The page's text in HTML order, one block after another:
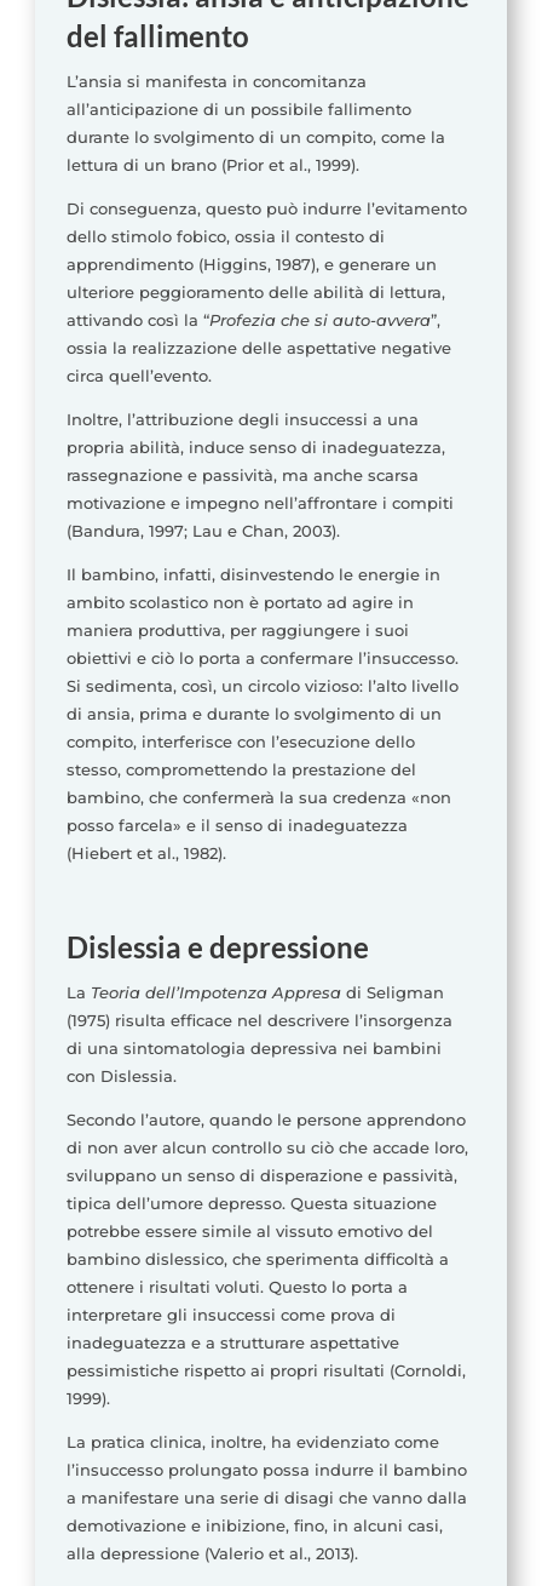
del fallimento
L’ansia si manifesta in concomitanza
all’anticipazione di un possibile fallimento
durante lo svolgimento di un compito, come la
lettura di un brano (Prior et al., 1999).
Di conseguenza, questo può indurre l’evitamento
dello stimolo fobico, ossia il contesto di
apprendimento (Higgins, 1987), e generare un
ulteriore peggioramento delle abilità di lettura,
attivando così la “Profezia che si auto-avvera”,
ossia la realizzazione delle aspettative negative
circa quell’evento.
Inoltre, l’attribuzione degli insuccessi a una
propria abilità, induce senso di inadeguatezza,
rassegnazione e passività, ma anche scarsa
motivazione e impegno nell’affrontare i compiti
(Bandura, 1997; Lau e Chan, 2003).
Il bambino, infatti, disinvestendo le energie in
ambito scolastico non è portato ad agire in
maniera produttiva, per raggiungere i suoi
obiettivi e ciò lo porta a confermare l’insuccesso.
Si sedimenta, così, un circolo vizioso: l’alto livello
di ansia, prima e durante lo svolgimento di un
compito, interferisce con l’esecuzione dello
stesso, compromettendo la prestazione del
bambino, che confermerà la sua credenza «non
posso farcela» e il senso di inadeguatezza
(Hiebert et al., 1982).
Dislessia e depressione
La Teoria dell’Impotenza Appresadi Seligman
(1975) risulta efficace nel descrivere l’insorgenza
di una sintomatologia depressiva nei bambini
con Dislessia.
Secondo l’autore, quando le persone apprendono
di non aver alcun controllo su ciò che accade loro,
sviluppano un senso di disperazione e passività,
tipica dell’umore depresso. Questa situazione
potrebbe essere simile al vissuto emotivo del
bambino dislessico, che sperimenta difficoltà a
ottenere i risultati voluti. Questo lo porta a
interpretare gli insuccessi come prova di
inadeguatezza e a strutturare aspettative
pessimistiche rispetto ai propri risultati (Cornoldi,
1999).
La pratica clinica, inoltre, ha evidenziato come
l’insuccesso prolungato possa indurre il bambino
a manifestare una serie di disagi che vanno dalla
demotivazione e inibizione, fino, in alcuni casi,
alla depressione (Valerio et al., 2013).